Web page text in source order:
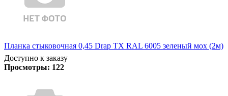
Планка стыковочная 0,45 Drap TX RAL 6005 зеленый мох (2м)
Доступно к заказу
Просмотры: 122